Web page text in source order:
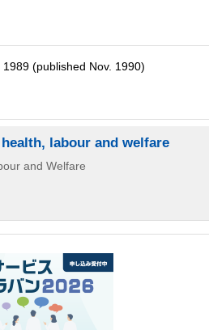
(published Nov. 1990)
labour and welfare
and Welfare